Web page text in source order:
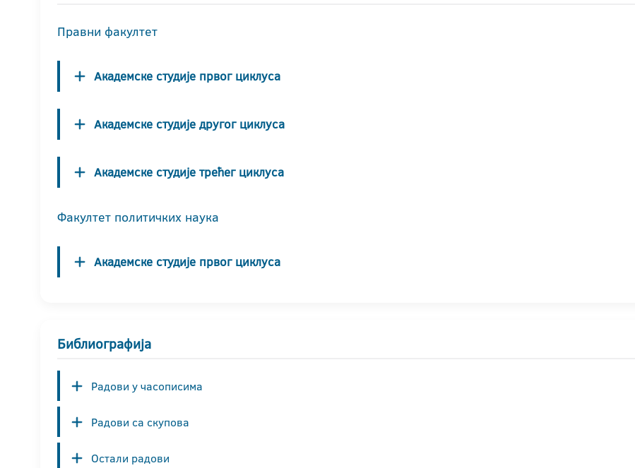
Правни факултет
Академске студије првог циклуса
Академске студије другог циклуса
Академске студије трећег циклуса
Факултет политичких наука
Академске студије првог циклуса
Библиографија
Радови у часописима
Радови са скупова
Остали радови